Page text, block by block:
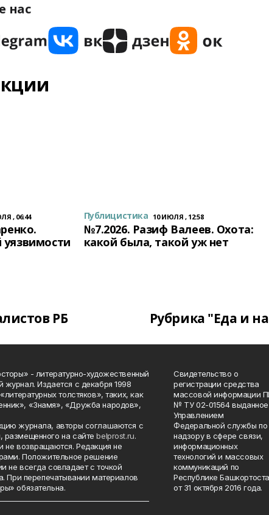
нас
, 06:44 Публицистика 10 ИЮЛЯ , 12:58
№7.2026. Разиф Валеев. Охота:
какой была, такой уж нет
РБ Рубрика "Еда и
- литературно-художественный
журнал. Издается с декабря 1998
толстяков», таких, как
«Знамя», «Дружба народов»,
журнала, авторы соглашаются с
размещенного на сайтеbelprost.ru.
не возвращаются. Редакция не
Положительное решение
не всегда совпадает с точкой
При перепечатывании материалов
обязательна.
Свидетельство о
регистрации средства
массовой информации
№ ТУ 02-01564 выданное
Управлением
Федеральной службы по
надзору в сфере связи,
информационных
технологий и массовых
коммуникаций по
Республике
от 31 октября 2016 года.